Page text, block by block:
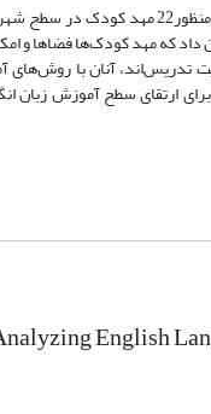
هدف از انجام پژوهش حاضر بررسی وضعیت موجود آموزش زبان انگلیسی
داد که مهد کودک‌ها فضاها و
تدریس‌اند، آنان با
ارتقای سطح آموزش زبان
English